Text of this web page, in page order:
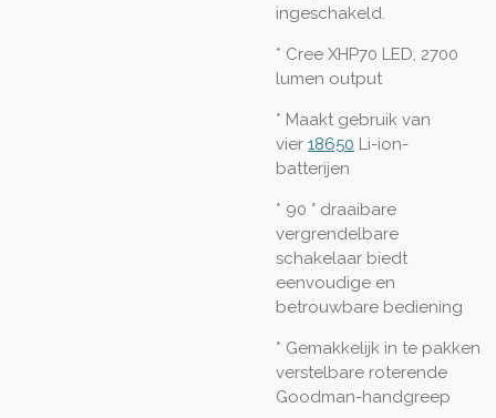
ingeschakeld.
* Cree XHP70 LED, 2700
lumen output
* Maakt gebruik van
vier 18650 Li-ion-
batterijen
* 90 ° draaibare
vergrendelbare
schakelaar biedt
eenvoudige en
betrouwbare bediening
* Gemakkelijk in te pakken
verstelbare roterende
Goodman-handgreep